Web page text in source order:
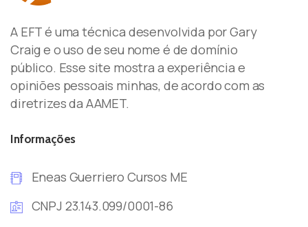
A EFT é uma técnica desenvolvida por Gary
Craig e o uso de seu nome é de domínio
público. Esse site mostra a experiência e
opiniões pessoais minhas, de acordo com as
diretrizes da AAMET.
Informações
Eneas Guerriero Cursos ME
CNPJ 23.143.099/0001-86